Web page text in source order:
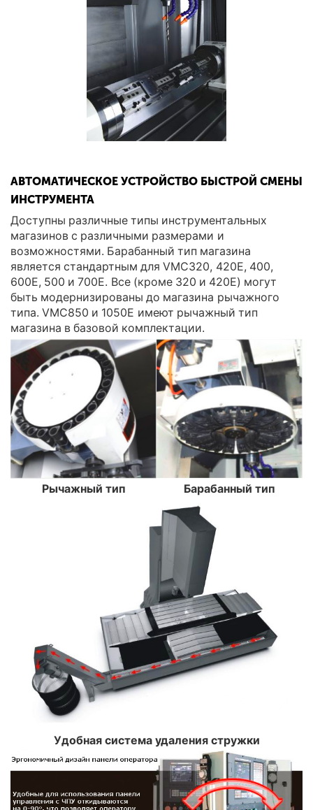
АВТОМАТИЧЕСКОЕ УСТРОЙСТВО БЫСТРОЙ СМЕНЫ
ИНСТРУМЕНТА
Доступны различные типы инструментальных
магазинов с различными размерами и
возможностями. Барабанный тип магазина
является стандартным для VMC320, 420E, 400,
600E, 500 и 700E. Все (кроме 320 и 420E) могут
быть модернизированы до магазина рычажного
типа. VMC850 и 1050E имеют рычажный тип
магазина в базовой комплектации.
Рычажный тип Барабанный тип
Удобная система удаления стружки